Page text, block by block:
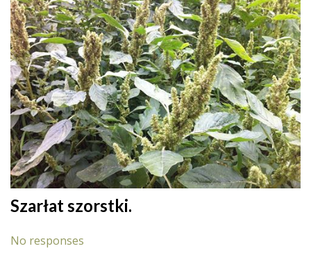
Szarłat szorstki.
No responses